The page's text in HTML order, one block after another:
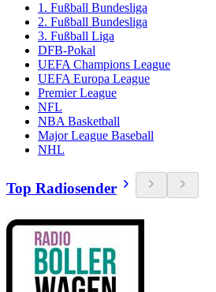
1. Fußball Bundesliga
2. Fußball Bundesliga
3. Fußball Liga
DFB-Pokal
UEFA Champions League
UEFA Europa League
Premier League
NFL
NBA Basketball
Major League Baseball
NHL
Top Radiosender